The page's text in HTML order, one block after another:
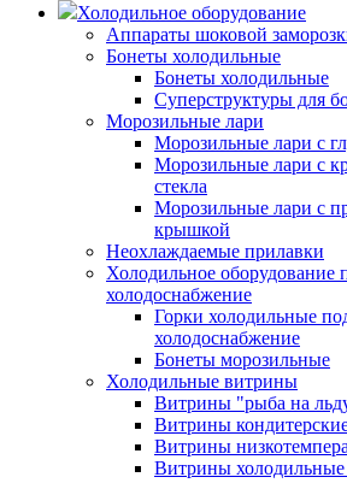
Холодильное оборудование
Аппараты шоковой
Бонеты холодильные
Бонеты холодильные
Суперструктуры для
Морозильные лари
Морозильные лари с
Морозильные лари с
стекла
Морозильные лари с
крышкой
Неохлаждаемые прилавки
Холодильное оборудование
холодоснабжение
Горки холодильные
холодоснабжение
Бонеты морозильные
Холодильные витрины
Витрины "рыба на
Витрины
Витрины
Витрины